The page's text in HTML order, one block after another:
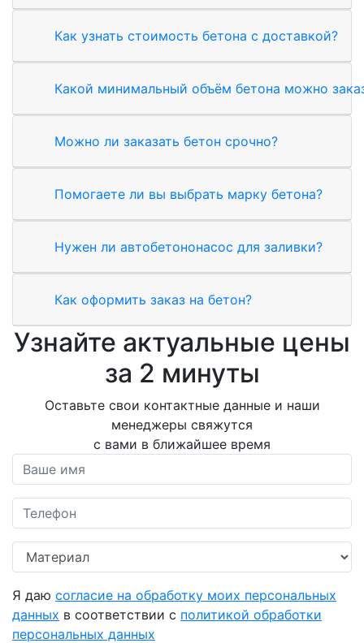
Как узнать стоимость бетона с доставкой?
Какой минимальный объём бетона можно
Можно ли заказать бетон срочно?
Помогаете ли вы выбрать марку бетона?
Нужен ли автобетононасос для заливки?
Как оформить заказ на бетон?
Узнайте актуальные цены
за 2 минуты
Оставьте свои контактные данные и наши
менеджеры свяжутся
с вами в ближайшее время
Я даю согласие на обработку моих персональных
данных в соответствии с политикой обработки
персональных данных